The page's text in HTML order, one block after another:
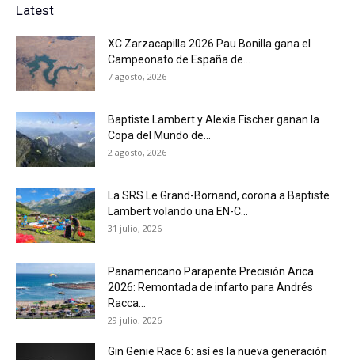
Latest
XC Zarzacapilla 2026 Pau Bonilla gana el
Campeonato de España de...
7 agosto, 2026
Baptiste Lambert y Alexia Fischer ganan la
Copa del Mundo de...
2 agosto, 2026
La SRS Le Grand-Bornand, corona a Baptiste
Lambert volando una EN-C...
31 julio, 2026
Panamericano Parapente Precisión Arica
2026: Remontada de infarto para Andrés
Racca...
29 julio, 2026
Gin Genie Race 6: así es la nueva generación